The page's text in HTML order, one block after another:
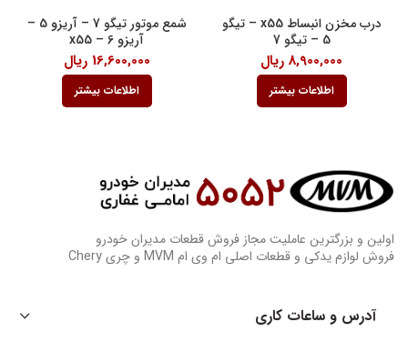
درب مخزن انبساط x55 – تیگو
5 – تیگو 7
8,900,000 ریال
اطلاعات بیشتر
شمع موتور تیگو 7 – آریزو 5 –
آریزو 6 – x55
16,600,000 ریال
اطلاعات بیشتر
اولین و بزرگترین عاملیت مجاز فروش قطعات مدیران خودرو
فروش لوازم یدکی و قطعات اصلی ام وی ام MVM و چری Chery
آدرس و ساعات کاری